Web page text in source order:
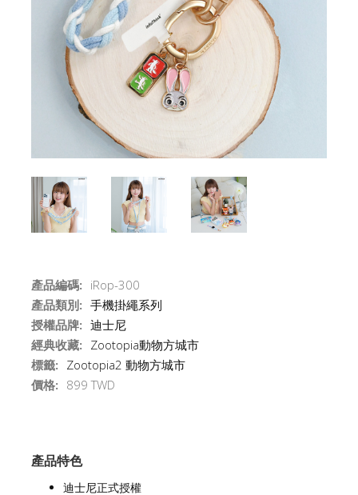
產品編碼: iRop-300
產品類別: 手機掛繩系列
授權品牌: 迪士尼
經典收藏: Zootopia動物方城市
標籤: Zootopia2 動物方城市
價格: 899 TWD
產品特色
迪士尼正式授權